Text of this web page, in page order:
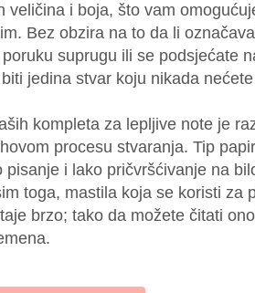
veličina i boja, što vam
Bez obzira na to da li
suprugu ili se podsjećate
jedina stvar koju nikada
kompleta za lepljive note je
procesu stvaranja. Tip
pisanje i lako pričvršćivanje na
toga, mastila koja se koristi za
brzo; tako da možete čitati